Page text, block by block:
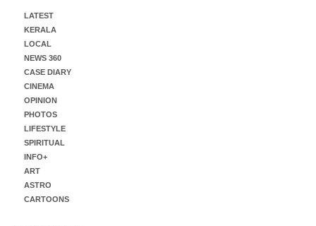
LATEST
KERALA
LOCAL
NEWS 360
CASE DIARY
CINEMA
OPINION
PHOTOS
LIFESTYLE
SPIRITUAL
INFO+
ART
ASTRO
CARTOONS